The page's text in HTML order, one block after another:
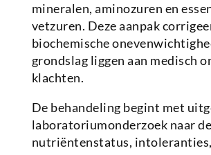
mineralen, aminozuren en
vetzuren. Deze aanpak
biochemische
grondslag liggen aan medisch
klachten.
De behandeling begint met
laboratoriumonderzoek naar de
nutriëntenstatus, intoleranties,